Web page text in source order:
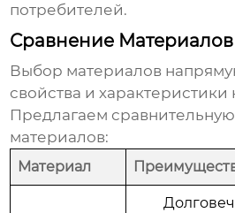
потребителей.
Сравнение Материалов
Выбор материалов
свойства и характеристики
Предлагаем
материалов:
Материал